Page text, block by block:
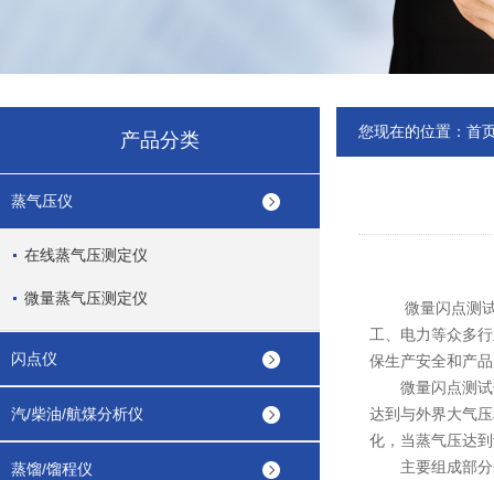
产品分类
蒸气压仪
在线蒸气压测定仪
微量蒸气压测定仪
闪点仪
汽/柴油/航煤分析仪
蒸馏/馏程仪
您现在的位置： 首
微量闪点测试
工、电力等众多
保生产安全和产
微量闪点测试
达到与外界大气
化，当蒸气压达
主要组成部分